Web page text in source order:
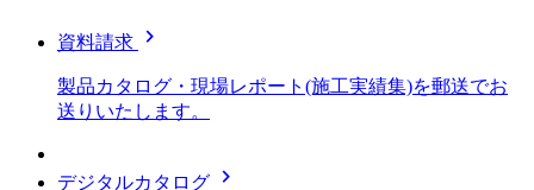
資料請求 chevron_right
製品カタログ・現場レポート(施工実績集)を郵送でお
送りいたします。
デジタルカタログ chevron_right